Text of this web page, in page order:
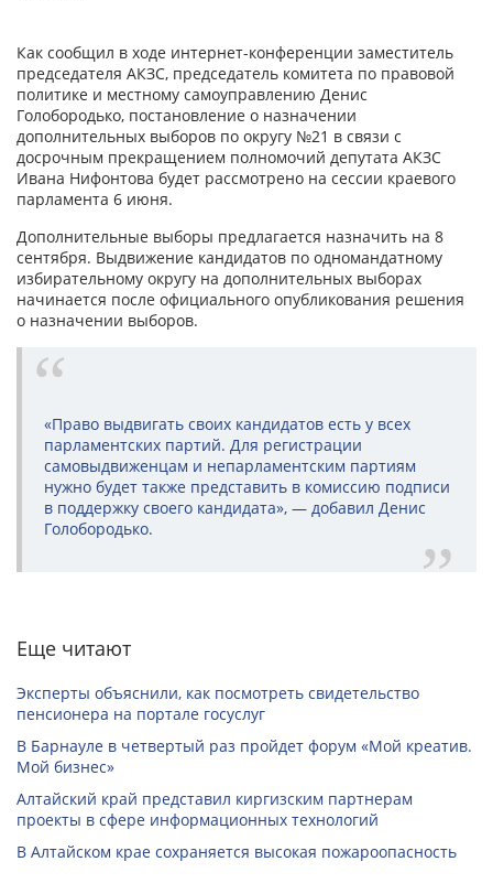
Как сообщил в ходе интернет-конференции заместитель
председателя АКЗС, председатель комитета по правовой
политике и местному самоуправлению Денис
Голобородько, постановление о назначении
дополнительных выборов по округу №21 в связи с
досрочным прекращением полномочий депутата АКЗС
Ивана Нифонтова будет рассмотрено на сессии краевого
парламента 6 июня.
Дополнительные выборы предлагается назначить на 8
сентября. Выдвижение кандидатов по одномандатному
избирательному округу на дополнительных выборах
начинается после официального опубликования решения
о назначении выборов.
«Право выдвигать своих кандидатов есть у всех
парламентских партий. Для регистрации
самовыдвиженцам и непарламентским партиям
нужно будет также представить в комиссию подписи
в поддержку своего кандидата», — добавил Денис
Голобородько.
Еще читают
Эксперты объяснили, как посмотреть свидетельство
пенсионера на портале госуслуг
В Барнауле в четвертый раз пройдет форум «Мой креатив.
Мой бизнес»
Алтайский край представил киргизским партнерам
проекты в сфере информационных технологий
В Алтайском крае сохраняется высокая пожароопасность